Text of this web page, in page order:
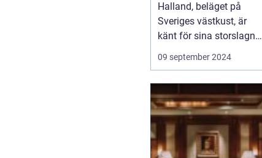
Halland, beläget på
Sveriges västkust, är
känt för sina storslagna
stränder, djupa skogar
och rika kulturarv. Det är
erbjuder både
avkoppling och äventyr,
vilket gör det till...
09 september 2024